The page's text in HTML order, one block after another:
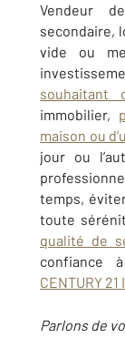
Vendeur
secondaire,
vide ou
immobilier,
maison ou
jour ou
temps,
toute
qualité de
confiance
CENTURY
Parlons de